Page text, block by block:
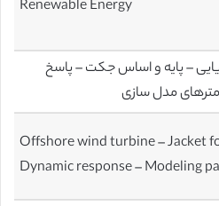
Renewable Energy
– پایه و اساس جکت – پاسخ
مدل سازی
Offshore wind turbine – Jacket
Dynamic response – Modeling